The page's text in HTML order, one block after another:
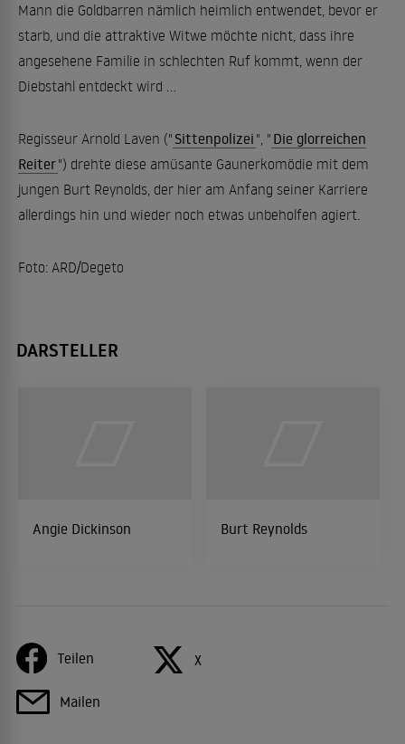
Mann die Goldbarren nämlich heimlich entwendet, bevor er
starb, und die attraktive Witwe möchte nicht, dass ihre
angesehene Familie in schlechten Ruf kommt, wenn der
Diebstahl entdeckt wird ...
Regisseur Arnold Laven (" Sittenpolizei ", " Die glorreichen
Reiter") drehte diese amüsante Gaunerkomödie mit dem
jungen Burt Reynolds, der hier am Anfang seiner Karriere
allerdings hin und wieder noch etwas unbeholfen agiert.
Foto: ARD/Degeto
DARSTELLER
Angie Dickinson Burt Reynolds
Teilen X
Mailen